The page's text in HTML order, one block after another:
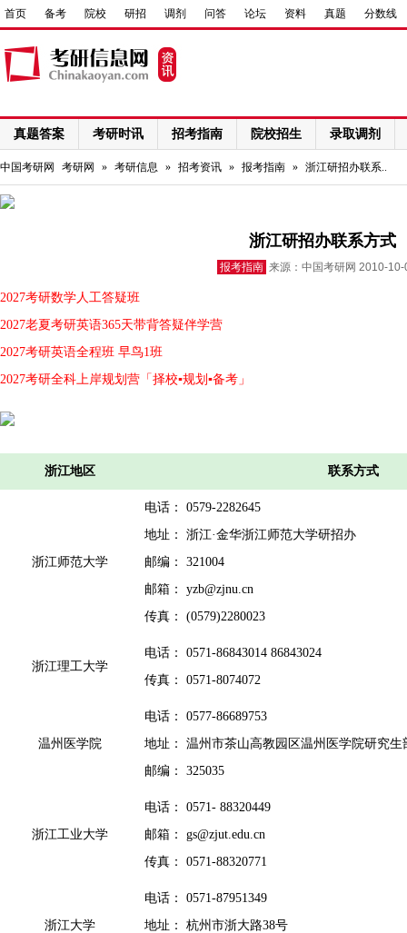
首页 备考 院校 研招 调剂 问答 论坛 资料 真题 分数线
真题答案 考研时讯 招考指南 院校招生 录取调剂
网络课程
中国考研网 考研网 » 考研信息 » 招考资讯 » 报考指南 » 浙江研招办联系..
浙江研招办联系方式
报考指南 来源：中国考研网 2010-
2027考研数学人工答疑班
2027老夏考研英语365天带背答疑伴学营
2027考研英语全程班 早鸟1班
2027考研全科上岸规划营「择校▪规划▪备考」
浙江地区 联系方式
浙江师范大学
电话： 0579-2282645
地址： 浙江·金华浙江师范大学研招办
邮编： 321004
邮箱： yzb@zjnu.cn
传真： (0579)2280023
浙江理工大学
电话： 0571-86843014 86843024
传真： 0571-8074072
温州医学院
电话： 0577-86689753
地址： 温州市茶山高教园区温州医学院研究生
邮编： 325035
浙江工业大学
电话： 0571- 88320449
邮箱： gs@zjut.edu.cn
传真： 0571-88320771
浙江大学
电话： 0571-87951349
地址： 杭州市浙大路38号